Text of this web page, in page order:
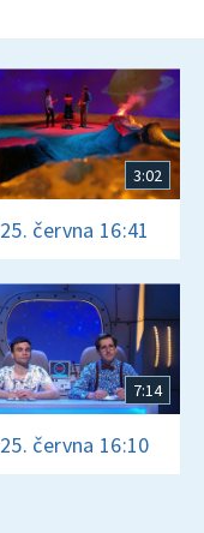
3:02
25. června 16:41
7:14
25. června 16:10